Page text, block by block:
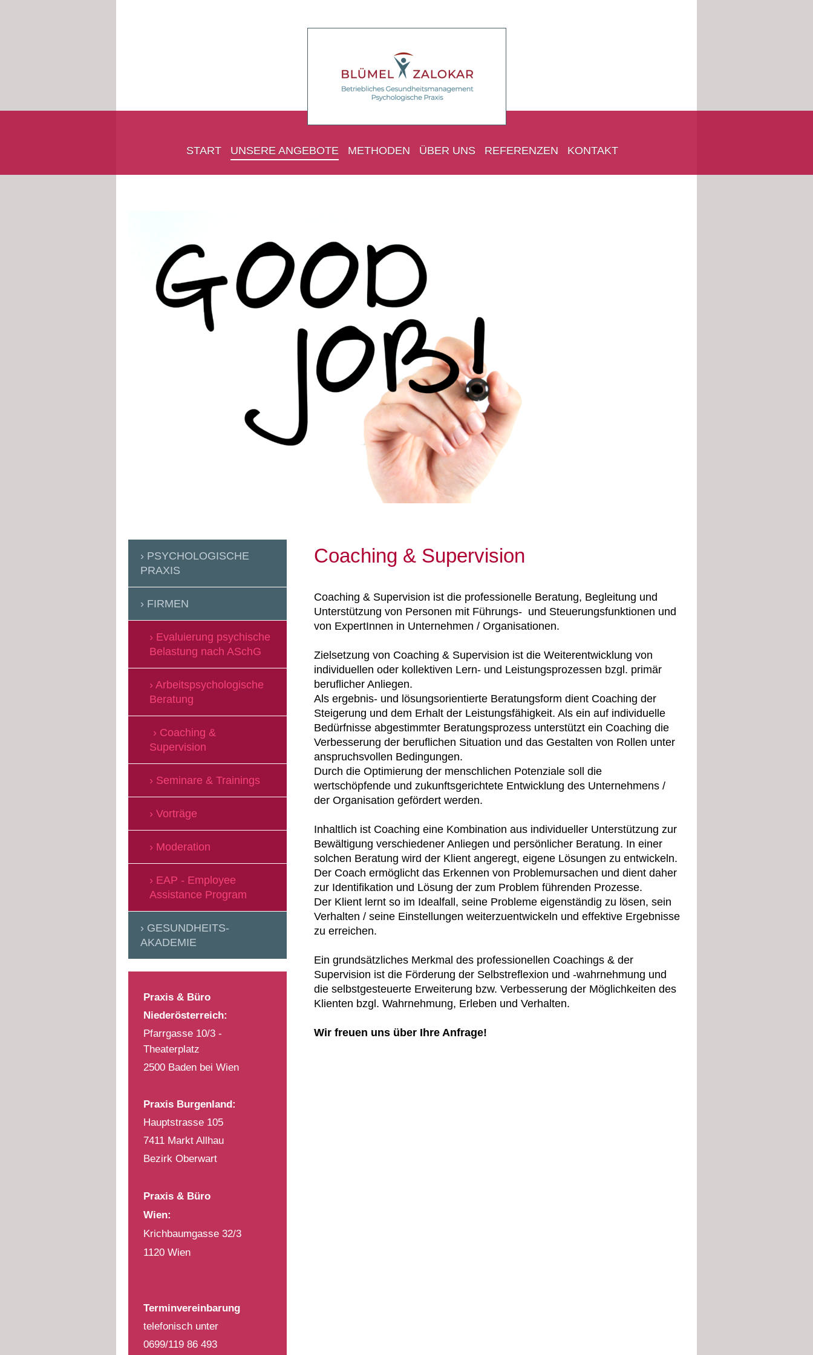
START UNSERE ANGEBOTE METHODEN ÜBER UNS REFERENZEN KONTAKT
Coaching & Supervision
Coaching & Supervision ist die professionelle Beratung, Begleitung und
Unterstützung von Personen mit Führungs- und Steuerungsfunktionen und
von ExpertInnen in Unternehmen / Organisationen.
Zielsetzung von Coaching & Supervision ist die Weiterentwicklung von
individuellen oder kollektiven Lern- und Leistungsprozessen bzgl. primär
beruflicher Anliegen.
Als ergebnis- und lösungsorientierte Beratungsform dient Coaching der
Steigerung und dem Erhalt der Leistungsfähigkeit. Als ein auf individuelle
Bedürfnisse abgestimmter Beratungsprozess unterstützt ein Coaching die
Verbesserung der beruflichen Situation und das Gestalten von Rollen unter
anspruchsvollen Bedingungen.
Durch die Optimierung der menschlichen Potenziale soll die
wertschöpfende und zukunftsgerichtete Entwicklung des Unternehmens /
der Organisation gefördert werden.
Inhaltlich ist Coaching eine Kombination aus individueller Unterstützung zur
Bewältigung verschiedener Anliegen und persönlicher Beratung. In einer
solchen Beratung wird der Klient angeregt, eigene Lösungen zu entwickeln.
Der Coach ermöglicht das Erkennen von Problemursachen und dient daher
zur Identifikation und Lösung der zum Problem führenden Prozesse.
Der Klient lernt so im Idealfall, seine Probleme eigenständig zu lösen, sein
Verhalten / seine Einstellungen weiterzuentwickeln und effektive Ergebnisse
zu erreichen.
Ein grundsätzliches Merkmal des professionellen Coachings & der
Supervision ist die Förderung der Selbstreflexion und -wahrnehmung und
die selbstgesteuerte Erweiterung bzw. Verbesserung der Möglichkeiten des
Klienten bzgl. Wahrnehmung, Erleben und Verhalten.
Wir freuen uns über Ihre Anfrage!
PSYCHOLOGISCHE
PRAXIS
FIRMEN
Evaluierung psychische
Belastung nach ASchG
Arbeitspsychologische
Beratung
Coaching &
Supervision
Seminare & Trainings
Vorträge
Moderation
EAP - Employee
Assistance Program
GESUNDHEITS-
AKADEMIE
Praxis & Büro
Niederösterreich:
Pfarrgasse 10/3 -
Theaterplatz
2500 Baden bei Wien
Praxis Burgenland:
Hauptstrasse 105
7411 Markt Allhau
Bezirk Oberwart
Praxis & Büro
Wien:
Krichbaumgasse 32/3
1120 Wien
Terminvereinbarung
telefonisch unter
0699/119 86 493